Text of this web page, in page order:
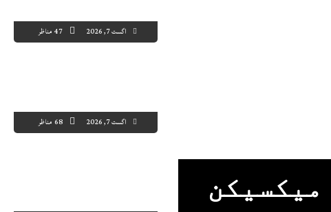
اگست 7, 2026 47 مناظر
اگست 7, 2026 68 مناظر
میکسیکن